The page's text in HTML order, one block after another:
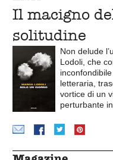
Il macigno
solitudine
Non delude
Lodoli, che
letteraria,
vortice di un
perturbante